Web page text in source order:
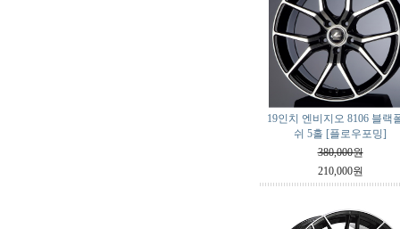
19인치 엔비지오 8106 블랙
쉬 5홀 [플로우포밍]
380,000원
210,000원